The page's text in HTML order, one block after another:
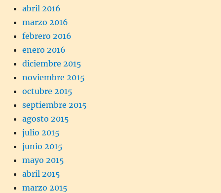
abril 2016
marzo 2016
febrero 2016
enero 2016
diciembre 2015
noviembre 2015
octubre 2015
septiembre 2015
agosto 2015
julio 2015
junio 2015
mayo 2015
abril 2015
marzo 2015